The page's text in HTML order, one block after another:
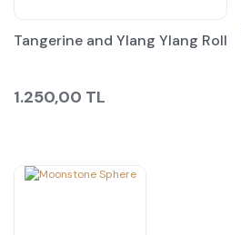
Tangerine and Ylang Ylang Roll
1.250,00 TL